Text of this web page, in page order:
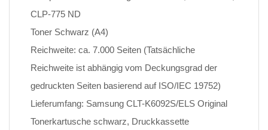
CLP-775 ND
Toner Schwarz (A4)
Reichweite: ca. 7.000 Seiten (Tatsächliche
Reichweite ist abhängig vom Deckungsgrad der
gedruckten Seiten basierend auf ISO/IEC 19752)
Lieferumfang: Samsung CLT-K6092S/ELS Original
Tonerkartusche schwarz, Druckkassette